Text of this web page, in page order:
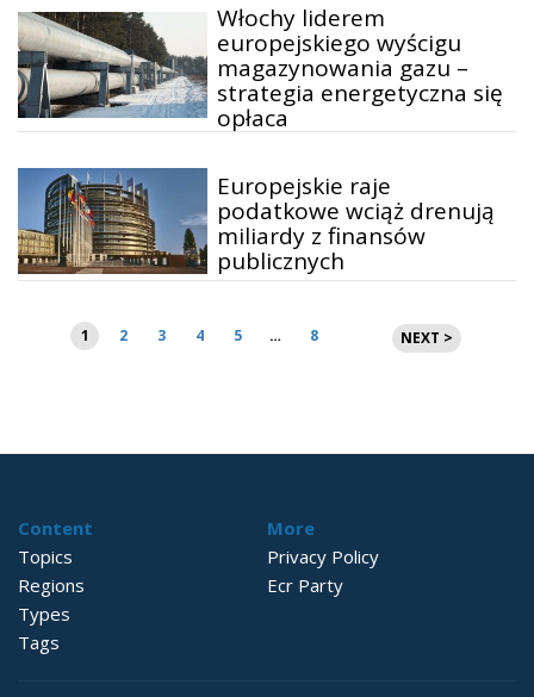
Włochy liderem
europejskiego wyścigu
magazynowania gazu –
strategia energetyczna się
opłaca
Europejskie raje
podatkowe wciąż drenują
miliardy z finansów
publicznych
Stronicowanie
wpisów
1 2 3 4 5 … 8 NEXT >
Content
Topics
Regions
Types
Tags
More
Privacy Policy
Ecr Party